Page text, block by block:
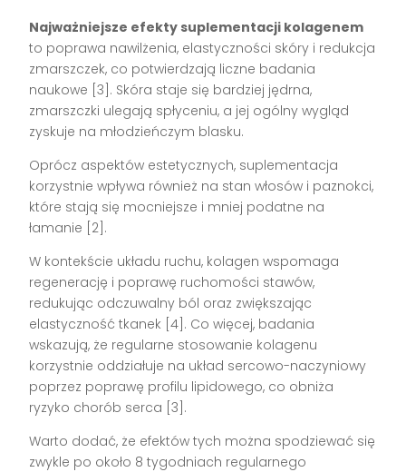
Najważniejsze efekty suplementacji kolagenem
to poprawa nawilżenia, elastyczności skóry i redukcja
zmarszczek, co potwierdzają liczne badania
naukowe [3]. Skóra staje się bardziej jędrna,
zmarszczki ulegają spłyceniu, a jej ogólny wygląd
zyskuje na młodzieńczym blasku.
Oprócz aspektów estetycznych, suplementacja
korzystnie wpływa również na stan włosów i paznokci,
które stają się mocniejsze i mniej podatne na
łamanie [2].
W kontekście układu ruchu, kolagen wspomaga
regenerację i poprawę ruchomości stawów,
redukując odczuwalny ból oraz zwiększając
elastyczność tkanek [4]. Co więcej, badania
wskazują, że regularne stosowanie kolagenu
korzystnie oddziałuje na układ sercowo-naczyniowy
poprzez poprawę profilu lipidowego, co obniża
ryzyko chorób serca [3].
Warto dodać, że efektów tych można spodziewać się
zwykle po około 8 tygodniach regularnego